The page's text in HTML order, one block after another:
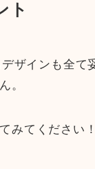
ト
ザインも全て
。
みてください！